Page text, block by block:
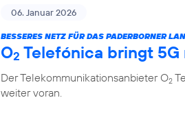
06. Januar 2026
BESSERES NETZ FÜR DAS PADERBORNER
O2 Telefónica bringt
Der Telekommunikationsanbieter O2
weiter voran.